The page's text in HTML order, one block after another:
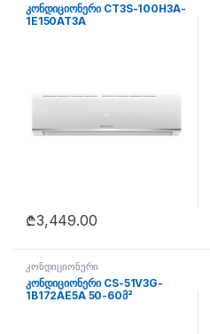
კონდიციონერი CT3S-100H3A-
1E150AT3A
₾3,449.00
კონდიციონერი
კონდიციონერი CS-51V3G-
1B172AE5A 50-60მ²